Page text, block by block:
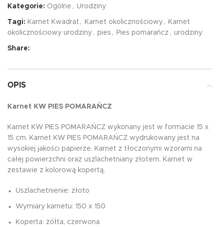
Kategorie: Ogólne , Urodziny
Tagi: Karnet Kwadrat , Karnet okolicznościowy ,
Karnet
okolicznościowy urodziny , pies , Pies pomarańcz , urodziny
Share:
OPIS
Karnet KW PIES POMARAŃCZ
Karnet KW PIES POMARAŃCZ wykonany jest w formacie 15 x
15 cm. Karnet KW PIES POMARAŃCZ wydrukowany jest na
wysokiej jakości papierze. Karnet z tłoczonymi wzorami na
całej powierzchni oraz uszlachetniany złotem. Karnet w
zestawie z kolorową kopertą.
Uszlachetnienie: złoto
Wymiary karnetu: 150 x 150
Koperta: żółta, czerwona